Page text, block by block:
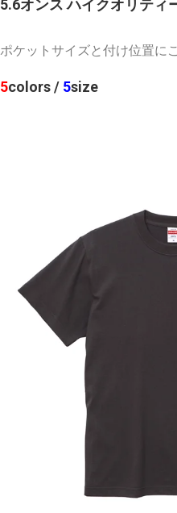
5.6オンス ハイクオリティ
ポケットサイズと付け位置に
5colors / 5size